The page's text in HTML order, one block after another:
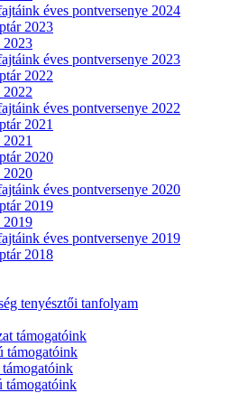
éves pontversenye 2024
2023
2023
éves pontversenye 2023
2022
2022
éves pontversenye 2022
2021
2020
2020
éves pontversenye 2020
2019
2019
éves pontversenye 2019
2018
tenyésztői tanfolyam
támogatóink
támogatóink
támogatóink